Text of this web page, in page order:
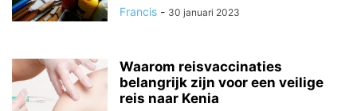
Francis - 30 januari 2023
Waarom reisvaccinaties
belangrijk zijn voor een veilige
reis naar Kenia